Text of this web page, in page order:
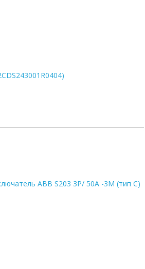
В корзину